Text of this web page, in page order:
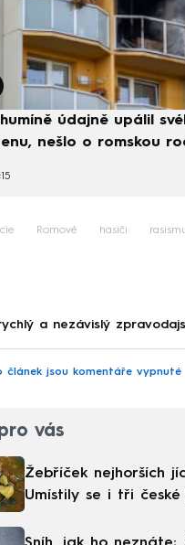
údajně upálil
nešlo o romskou
Romové hasiči
a nezávislý
článek jsou komentáře vypnuté
vás
Žebříček nejhorších
Umístily se i tři české